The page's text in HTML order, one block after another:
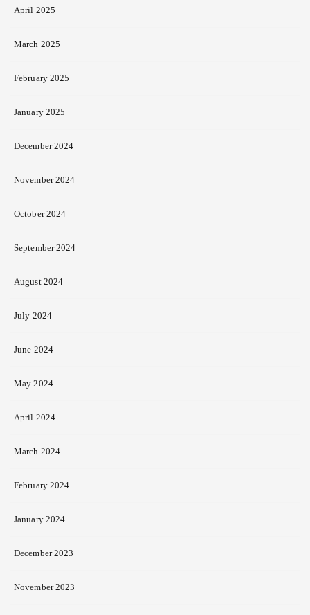
April 2025
March 2025
February 2025
January 2025
December 2024
November 2024
October 2024
September 2024
August 2024
July 2024
June 2024
May 2024
April 2024
March 2024
February 2024
January 2024
December 2023
November 2023